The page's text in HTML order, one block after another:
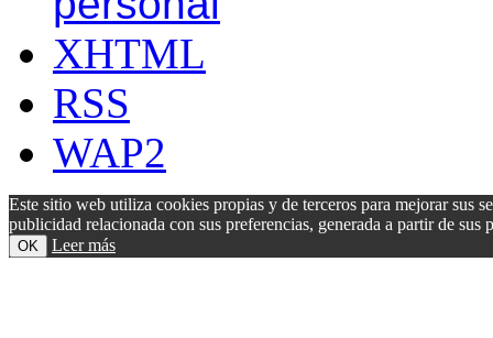
XHTML
RSS
WAP2
Este sitio web utiliza cookies propias y de terceros para mejorar sus
publicidad relacionada con sus preferencias, generada a partir de
OK Leer más